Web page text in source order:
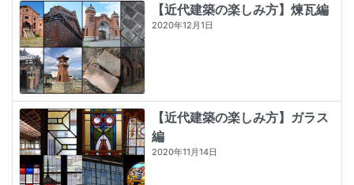
【近代建築の楽しみ方】煉瓦編
2020年12月1日
【近代建築の楽しみ方】ガラス
編
2020年11月14日